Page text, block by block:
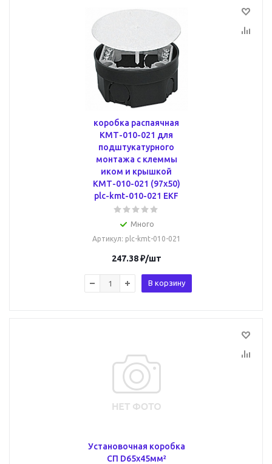
коробка распаячная
КМТ-010-021 для
подштукатурного
монтажа с клеммы
иком и крышкой
КМТ-010-021 (97х50)
plc-kmt-010-021 EKF
Много
Артикул: plc-kmt-010-021
247.38₽/шт
В корзину
Установочная коробка
СП D65х45мм²